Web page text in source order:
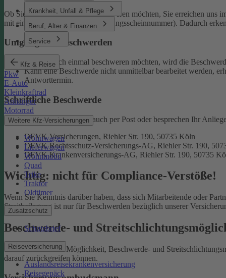
Krankheit, Unfall & Pflege
Beruf, Alter & Finanzen
Service
Kfz & Reise
Pkw
E-Auto
Kleinkraftrad
Anhänger
Motorrad
Weitere Kfz-Versicherungen
Wohnwagen
Lieferwagen
Wohnmobil
Quad
Trike
Traktor
Oldtimer
Zusatzschutz
Schutzbrief
Reiseversicherung
Auslandsreisekrankenversicherung
Reisegepäck
Ob Sie uns loben oder sich beschweren möchten, Sie erreichen uns
mit einer Schaden- oder Versicherungsscheinnummer). Dadurch
Umgang mit Beschwerden
Falls Sie sich einmal beschweren möchten, wird die
Kann eine Beschwerde nicht unmittelbar bearbeitet werden,
Antworttermin.
Schriftliche Beschwerde
Natürlich erreichen Sie uns auch per Post oder besprechen Ihr
DEVK Versicherungen, Riehler Str. 190, 50735 Köln
DEVK Rechtsschutz-Versicherungs-AG, Riehler Str. 190,
DEVK Krankenversicherungs-AG, Riehler Str. 190, 50735
Wichtig: nicht für Compliance-Verstöße!
Wenn Sie Kenntnis darüber haben, dass sich Mitarbeitende oder
Streitbeilegung ist nur für Beschwerden bezüglich unserer
Beschwerde- und
Sie haben auch die Möglichkeit, Beschwerde- und
darauf zurückgreifen können.